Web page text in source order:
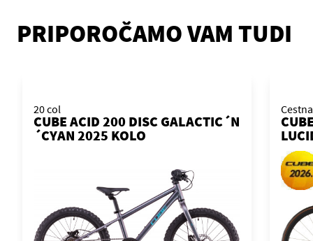
PRIPOROČAMO VAM TUDI
20 col
CUBE ACID 200 DISC GALACTIC´N
´CYAN 2025 KOLO